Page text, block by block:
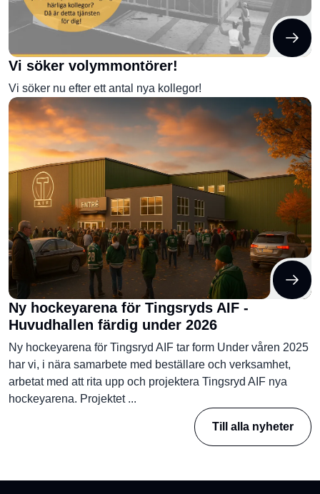
Vi söker volymmontörer!
Vi söker nu efter ett antal nya kollegor!
Ny hockeyarena för Tingsryds AIF -
Huvudhallen färdig under 2026
Ny hockeyarena för Tingsryd AIF tar form Under våren 2025
har vi, i nära samarbete med beställare och verksamhet,
arbetat med att rita upp och projektera Tingsryd AIF nya
hockeyarena. Projektet ...
Till alla nyheter